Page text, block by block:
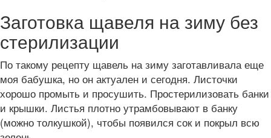
Заготовка щавеля на зиму без
стерилизации
По такому рецепту щавель на зиму заготавливала еще
моя бабушка, но он актуален и сегодня. Листочки
хорошо промыть и просушить. Простерилизовать банки
и крышки. Листья плотно утрамбовывают в банку
(можно толкушкой), чтобы появился сок и покрыл всю